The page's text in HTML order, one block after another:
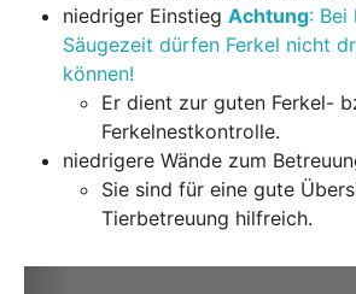
niedriger Einstieg Achtung: Bei
Säugezeit dürfen Ferkel nicht
können!
Er dient zur guten Ferkel-
Ferkelnestkontrolle.
niedrigere Wände zum
Sie sind für eine gute
Tierbetreuung hilfreich.